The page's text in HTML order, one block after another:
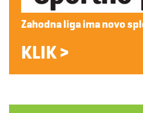
Zahodna liga ima novo
KLIK >